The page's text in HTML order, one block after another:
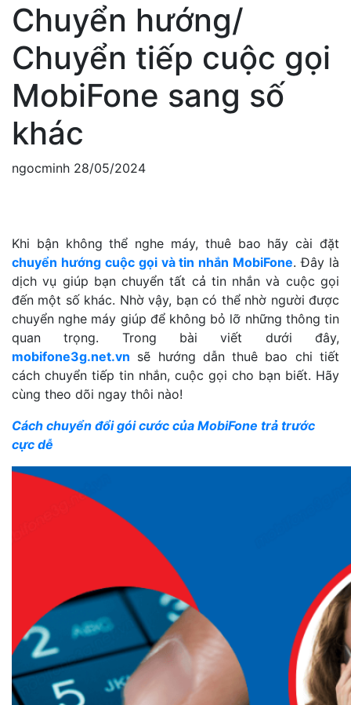
Chuyển hướng/
Chuyển tiếp cuộc gọi
MobiFone sang số
khác
ngocminh 28/05/2024
Khi bận không thể nghe máy, thuê bao hãy cài đặt
chuyển hướng cuộc gọi và tin nhắn MobiFone. Đây là
dịch vụ giúp bạn chuyển tất cả tin nhắn và cuộc gọi
đến một số khác. Nhờ vậy, bạn có thể nhờ người được
chuyển nghe máy giúp để không bỏ lỡ những thông tin
quan trọng. Trong bài viết dưới đây,
mobifone3g.net.vn sẽ hướng dẫn thuê bao chi tiết
cách chuyển tiếp tin nhắn, cuộc gọi cho bạn biết. Hãy
cùng theo dõi ngay thôi nào!
Cách chuyển đổi gói cước của MobiFone trả trước
cực dễ